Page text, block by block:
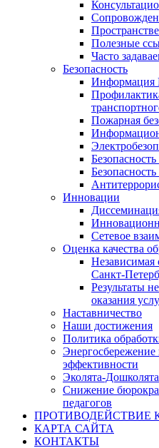
Полезные
Часто
Безопасность
Пожарная
Инновации
Сетевое
Оценка качества
Независимая
Санкт-
Результаты
оказания
Наставничество
Наши достижения
Политика
эффективности
Эколята-Дошколята
Снижение
педагогов
ПРОТИВОДЕЙСТВИЕ
КАРТА САЙТА
КОНТАКТЫ